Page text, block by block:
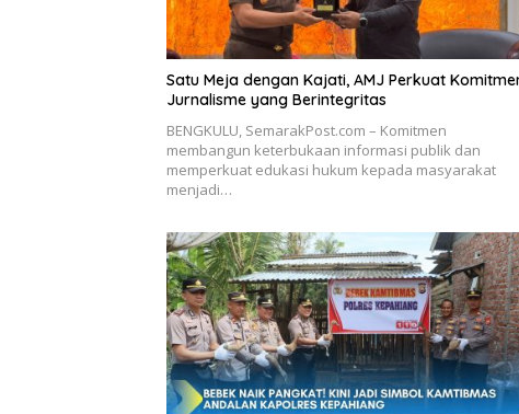
Satu Meja dengan Kajati, AMJ Perkuat
Jurnalisme yang Berintegritas
BENGKULU, SemarakPost.com – Komitmen
membangun keterbukaan informasi publik dan
memperkuat edukasi hukum kepada masyarakat
menjadi…